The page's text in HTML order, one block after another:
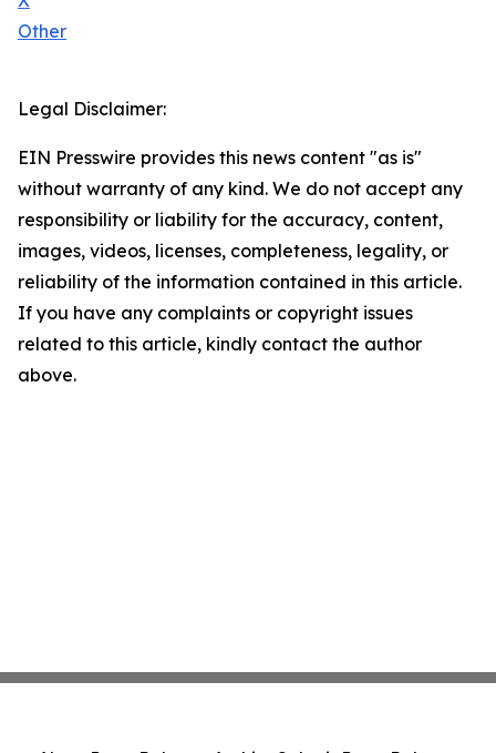
Other
Legal Disclaimer:
EIN Presswire provides this news content "as is"
without warranty of any kind. We do not accept any
responsibility or liability for the accuracy, content,
images, videos, licenses, completeness, legality, or
reliability of the information contained in this article.
If you have any complaints or copyright issues
related to this article, kindly contact the author
above.